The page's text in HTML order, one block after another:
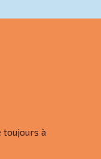
toujours à